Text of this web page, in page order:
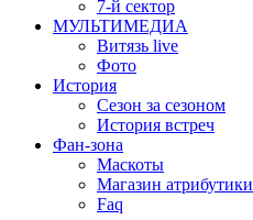
7-й сектор
МУЛЬТИМЕДИА
Витязь live
Фото
История
Сезон за сезоном
История встреч
Фан-зона
Маскоты
Магазин атрибутики
Faq